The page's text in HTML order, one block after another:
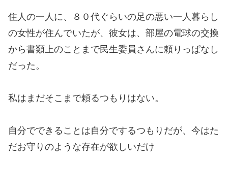
住人の一人に、８０代ぐらいの足の悪い一人暮らし
の女性が住んでいたが、彼女は、部屋の電球の交換
から書類上のことまで民生委員さんに頼りっぱなし
だった。
私はまだそこまで頼るつもりはない。
自分でできることは自分でするつもりだが、今はた
だお守りのような存在が欲しいだけ